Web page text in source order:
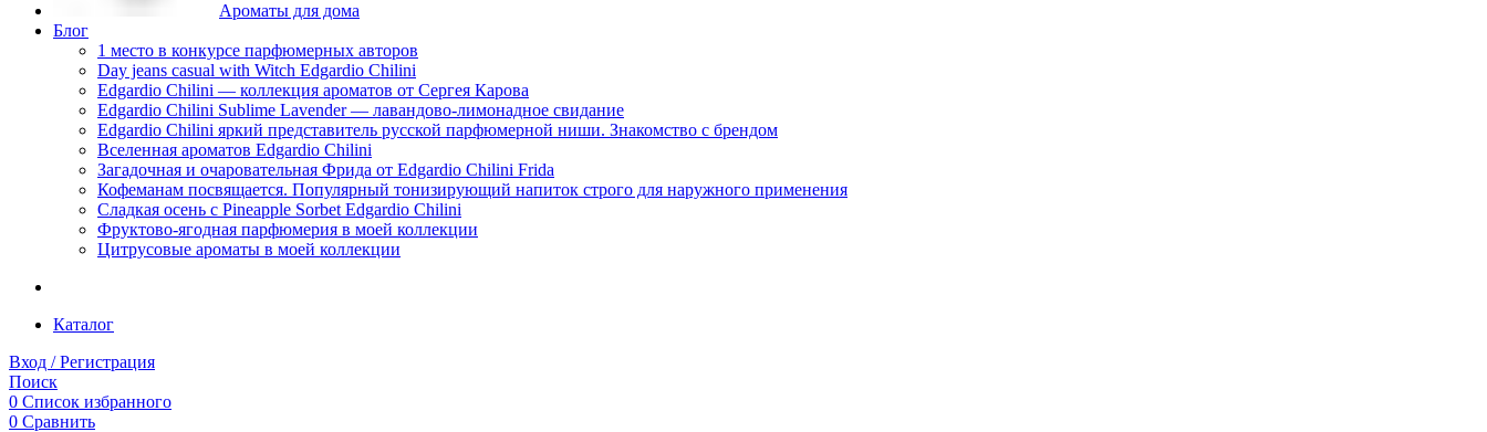
Ароматы для дома
Блог
1 место в конкурсе парфюмерных авторов
Day jeans casual with Witch Edgardio Chilini
Edgardio Chilini — коллекция ароматов от Сергея Карова
Edgardio Chilini Sublime Lavender — лавандово-лимонадное свидание
Edgardio Chilini яркий представитель русской парфюмерной ниши. Знакомство с брендом
Вселенная ароматов Edgardio Chilini
Загадочная и очаровательная Фрида от Edgardio Chilini Frida
Кофеманам посвящается. Популярный тонизирующий напиток строго для наружного применения
Сладкая осень с Pineapple Sorbet Edgardio Chilini
Фруктово-ягодная парфюмерия в моей коллекции
​Цитрусовые ароматы в моей коллекции
Каталог
Вход / Регистрация
Поиск
0 Список избранного
0 Сравнить